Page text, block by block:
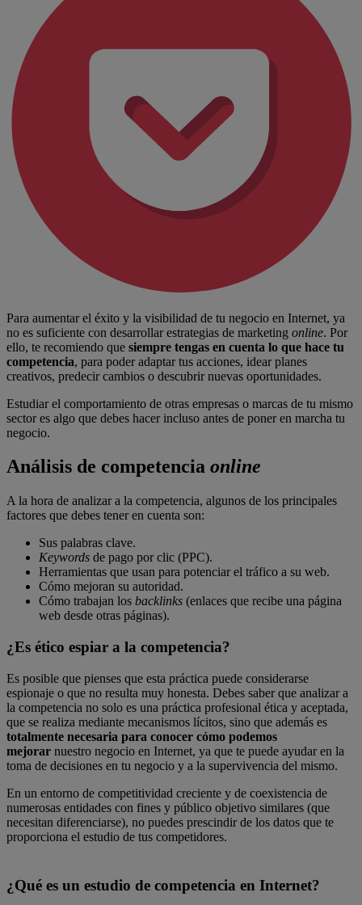
Para aumentar el éxito y la visibilidad de tu negocio en Internet, ya
no es suficiente con desarrollar estrategias de marketing online. Por
ello, te recomiendo que siempre tengas en cuenta lo que hace tu
competencia, para poder adaptar tus acciones, idear planes
creativos, predecir cambios o descubrir nuevas oportunidades.
Estudiar el comportamiento de otras empresas o marcas de tu mismo
sector es algo que debes hacer incluso antes de poner en marcha tu
negocio.
Análisis de competencia online
A la hora de analizar a la competencia, algunos de los principales
factores que debes tener en cuenta son:
Sus palabras clave.
Keywords de pago por clic (PPC).
Herramientas que usan para potenciar el tráfico a su web.
Cómo mejoran su autoridad.
Cómo trabajan los backlinks (enlaces que recibe una página
web desde otras páginas).
¿Es ético espiar a la competencia?
Es posible que pienses que esta práctica puede considerarse
espionaje o que no resulta muy honesta. Debes saber que analizar a
la competencia no solo es una práctica profesional ética y aceptada,
que se realiza mediante mecanismos lícitos, sino que además es
totalmente necesaria para conocer cómo podemos
mejorar nuestro negocio en Internet, ya que te puede ayudar en la
toma de decisiones en tu negocio y a la supervivencia del mismo.
En un entorno de competitividad creciente y de coexistencia de
numerosas entidades con fines y público objetivo similares (que
necesitan diferenciarse), no puedes prescindir de los datos que te
proporciona el estudio de tus competidores.
¿Qué es un estudio de competencia en Internet?